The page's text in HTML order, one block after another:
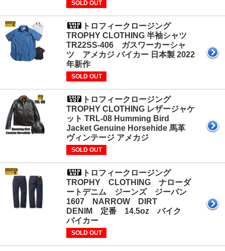
SOLD OUT
トロフィークロージング
TROPHY CLOTHING 半袖シャツ
TR22SS-406 ガスワーカーシャ
ツ アメカジ バイカー 日本製 2022
年新作
SOLD OUT
トロフィークロージング
TROPHY CLOTHING レザージャケ
ット TRL-08 Humming Bird
Jacket Genuine Horsehide 馬革
ヴィンテージ アメカジ
SOLD OUT
トロフィークロージング
TROPHY CLOTHING ナローダ
ートデニム ジーンズ ジーパン
1607 NARROW DIRT
DENIM 定番 14.5oz バイク
バイカー
SOLD OUT